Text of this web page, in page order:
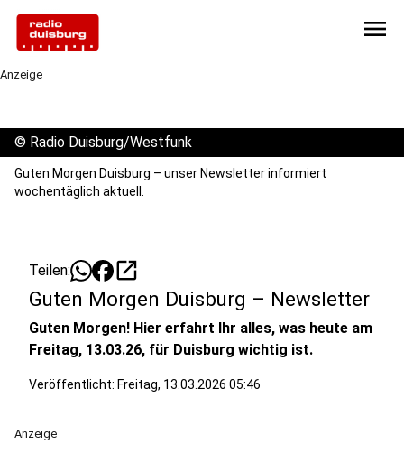
menu
Anzeige
© Radio Duisburg/Westfunk
Guten Morgen Duisburg – unser Newsletter informiert
wochentäglich aktuell.
Teilen: open_in_new
Guten Morgen Duisburg – Newsletter
Guten Morgen! Hier erfahrt Ihr alles, was heute am
Freitag, 13.03.26, für Duisburg wichtig ist.
Veröffentlicht: Freitag, 13.03.2026 05:46
Anzeige